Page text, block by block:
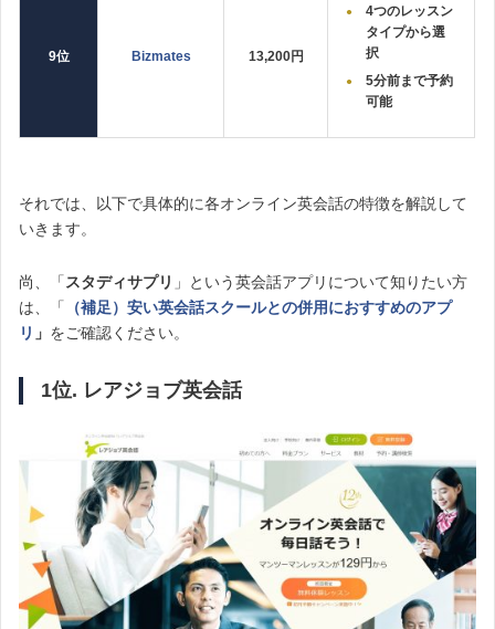
9位 Bizmates 13,200円
4つのレッスン
タイプから選
択
5分前まで予約
可能
それでは、以下で具体的に各オンライン英会話の特徴を解説して
いきます。
尚、「 スタディサプリ 」という英会話アプリについて知りたい方
は、「
（補足）安い英会話スクールとの併用におすすめのアプ
リ 」 をご確認ください。
1位. レアジョブ英会話